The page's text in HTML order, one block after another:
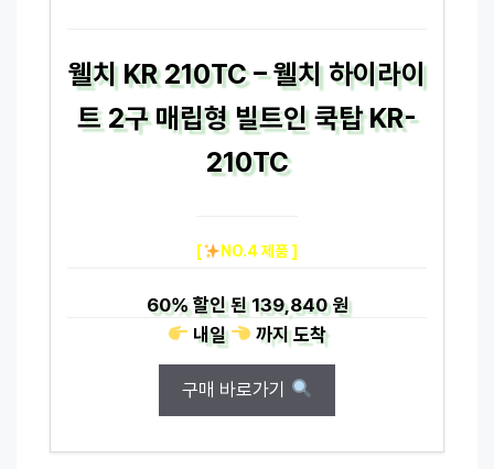
웰치 KR 210TC – 웰치 하이라이
트 2구 매립형 빌트인 쿡탑 KR-
210TC
[ NO.4 제품 ]
60%할인 된139,840 원
내일
까지도착
구매 바로가기